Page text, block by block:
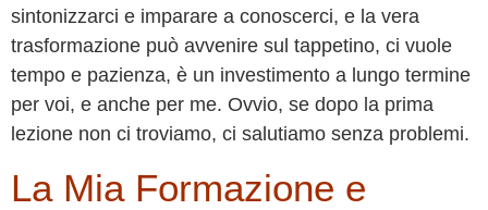
sintonizzarci e imparare a conoscerci, e la vera
trasformazione può avvenire sul tappetino, ci vuole
tempo e pazienza, è un investimento a lungo termine
per voi, e anche per me. Ovvio, se dopo la prima
lezione non ci troviamo, ci salutiamo senza problemi.
La Mia Formazione e